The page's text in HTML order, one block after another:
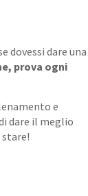
dovessi dare una
prova ogni
e
dare il meglio